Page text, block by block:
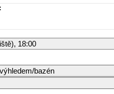
18:00
bazén